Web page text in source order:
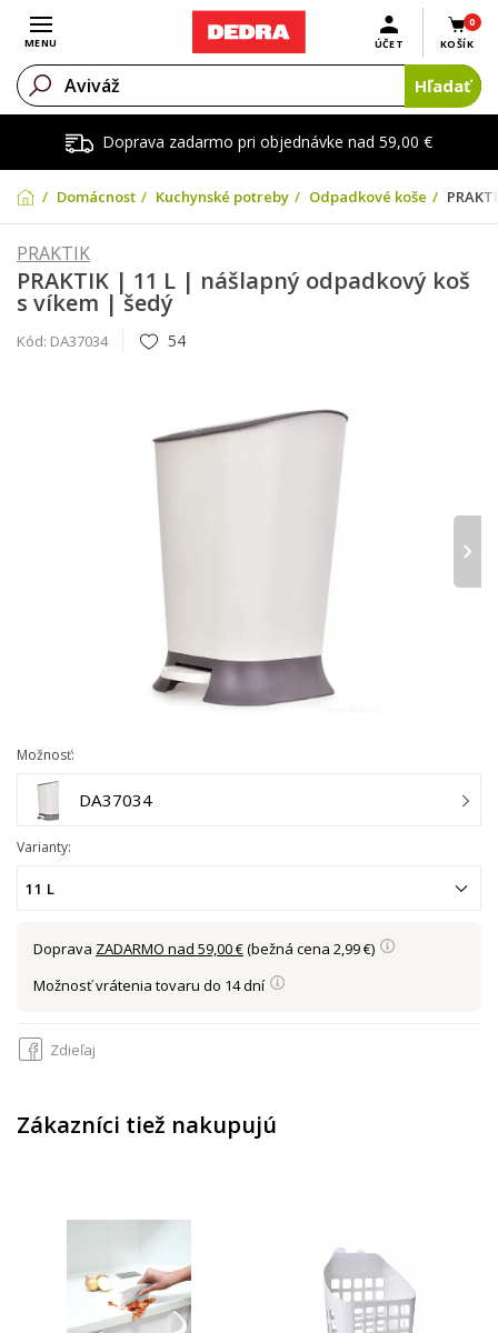
Doprava zadarmo pri objednávke nad 59,00 €
Otvoriť menu
MENU
0
KOŠÍK
ÚČET
Hľadať
Domácnosť Kuchynské potreby Odpadkové koše
PRAKTIK
PRAKTIK | 11 L | nášlapný odpadkový koš
s víkem | šedý
Kód: DA37034 54
›
Možnosť:
DA37034
Varianty:
11 L
Doprava ZADARMO nad 59,00 €(bežná cena 2,99 €)
Možnosť vrátenia tovaru do 14 dní
Zdieľaj
Zákazníci tiež nakupujú